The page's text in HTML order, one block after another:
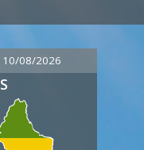
10/08/2026